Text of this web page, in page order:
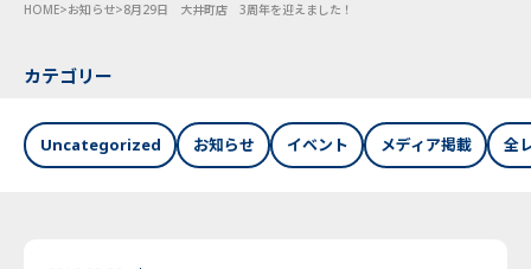
採用情報
お知らせ
お問い合わせ
HOME>お知らせ>8月29日 大井町店 3周年を迎えました！
カテゴリー
Uncategorized お知らせ イベント メディア掲載 全